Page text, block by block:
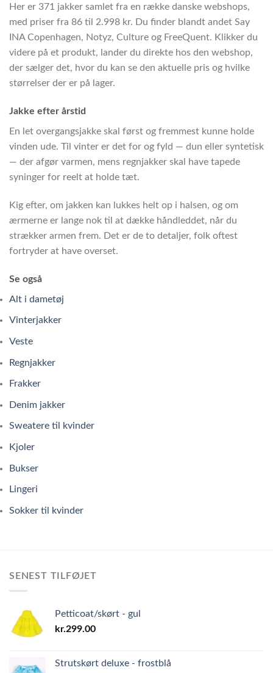
Her er 371 jakker samlet fra en række danske webshops,
med priser fra 86 til 2.998 kr. Du finder blandt andet Say
INA Copenhagen, Notyz, Culture og FreeQuent. Klikker du
videre på et produkt, lander du direkte hos den webshop,
der sælger det, hvor du kan se den aktuelle pris og hvilke
størrelser der er på lager.
Jakke efter årstid
En let overgangsjakke skal først og fremmest kunne holde
vinden ude. Til vinter er det for og fyld — dun eller syntetisk
— der afgør varmen, mens regnjakker skal have tapede
syninger for reelt at holde tæt.
Kig efter, om jakken kan lukkes helt op i halsen, og om
ærmerne er lange nok til at dække håndleddet, når du
strækker armen frem. Det er de to detaljer, folk oftest
fortryder at have overset.
Se også
Alt i dametøj
Vinterjakker
Veste
Regnjakker
Frakker
Denim jakker
Sweatere til kvinder
Kjoler
Bukser
Lingeri
Sokker til kvinder
SENEST TILFØJET
Petticoat/skørt - gul
kr.299.00
Strutskørt deluxe - frostblå